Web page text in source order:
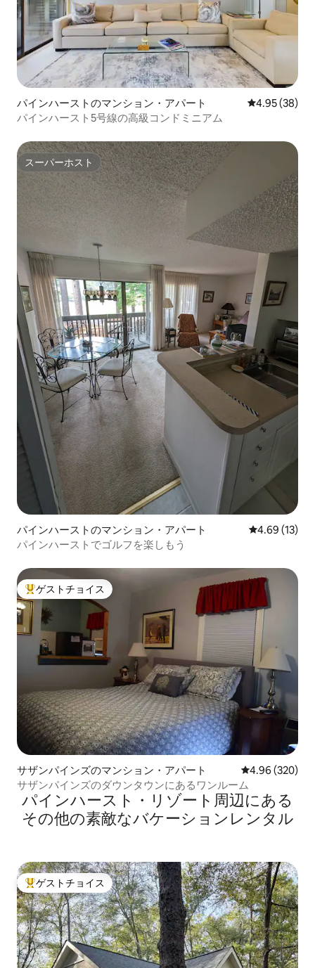
パインハーストのマンション・アパート レビュー38
4.95 (38)
パインハースト5号線の高級コンドミニアム
スーパーホスト
スーパーホスト
パインハーストのマンション・アパート レビュー13
4.69 (13)
パインハーストでゴルフを楽しもう
大好評のゲストチョイスです。
ゲストチョイス
サザンパインズのマンション・アパート レビュー320
4.96 (320)
サザンパインズのダウンタウンにあるワンルーム
パインハースト・リゾート⁠周⁠辺⁠に⁠あ⁠る
そ⁠の⁠他⁠の素⁠敵⁠なバ⁠ケ⁠ー⁠シ⁠ョ⁠ン⁠レ⁠ン⁠タ⁠ル
大好評のゲストチョイスです。
ゲストチョイス